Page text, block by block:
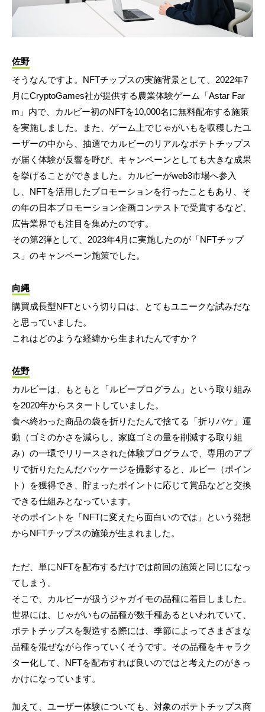
佐野
そうなんですよ。NFTチップスの実施背景として、2022年7
月にCryptoGames社が提供する農業体験ゲーム「Astar Far
m」内で、カルビー初のNFTを10,000名に無料配布する施策
を実施しました。また、ゲーム上でじゃがいもを収穫したユ
ーザーの中から、抽選でカルビーのリアルなポテトチップス
が届く体験が反響を呼び、キャンペーンとしても大きな成果
を挙げることができました。カルビーがweb3市場へ参入
し、NFTを活用したプロモーションを行ったこともあり、そ
の年の日本プロモーション企画コンテストで受賞するなど、
広告業界でも注目を集めたのです。
その第2弾として、2023年4月に実施したのが「NFTチップ
ス」のキャンペーン施策でした。
向縄
購買成長型NFTという切り口は、とてもユニークな試みだな
と思っていました。
これはどのような経緯から生まれたんですか？
佐野
カルビーは、もともと「ルビープログラム」という取り組み
を2020年からスタートしていました。
食べ終わった商品の袋を折りたたんで捨てる「折りパケ」運
動（ゴミのかさを減らし、家庭ゴミの量を削減する取り組
み）の一環でリリースされた体験プログラムで、専用のアプ
リで折りたたんだパッケージを撮影すると、ルビー（ポイン
ト）を獲得でき、貯まったポイントに応じて賞品などと交換
できる仕組みとなっています。
そのポイントを「NFTに変えたら面白いのでは」という発想
からNFTチップスの施策が生まれました。
ただ、単にNFTを配布するだけでは前回の施策と同じになっ
てしまう。
そこで、カルビーが扱うジャガイモの品種に着目しました。
世界には、じゃがいもの品種が数千種あるといわれていて、
ポテトチップスを製造する際には、季節によってさまざまな
品種を混ぜながら作っていくそうです。その品種をキャラク
ター化して、NFTを配布すれば良いのではと考えたのがきっ
かけになっています。
加えて、ユーザー体験についても、対象のポテトチップス商